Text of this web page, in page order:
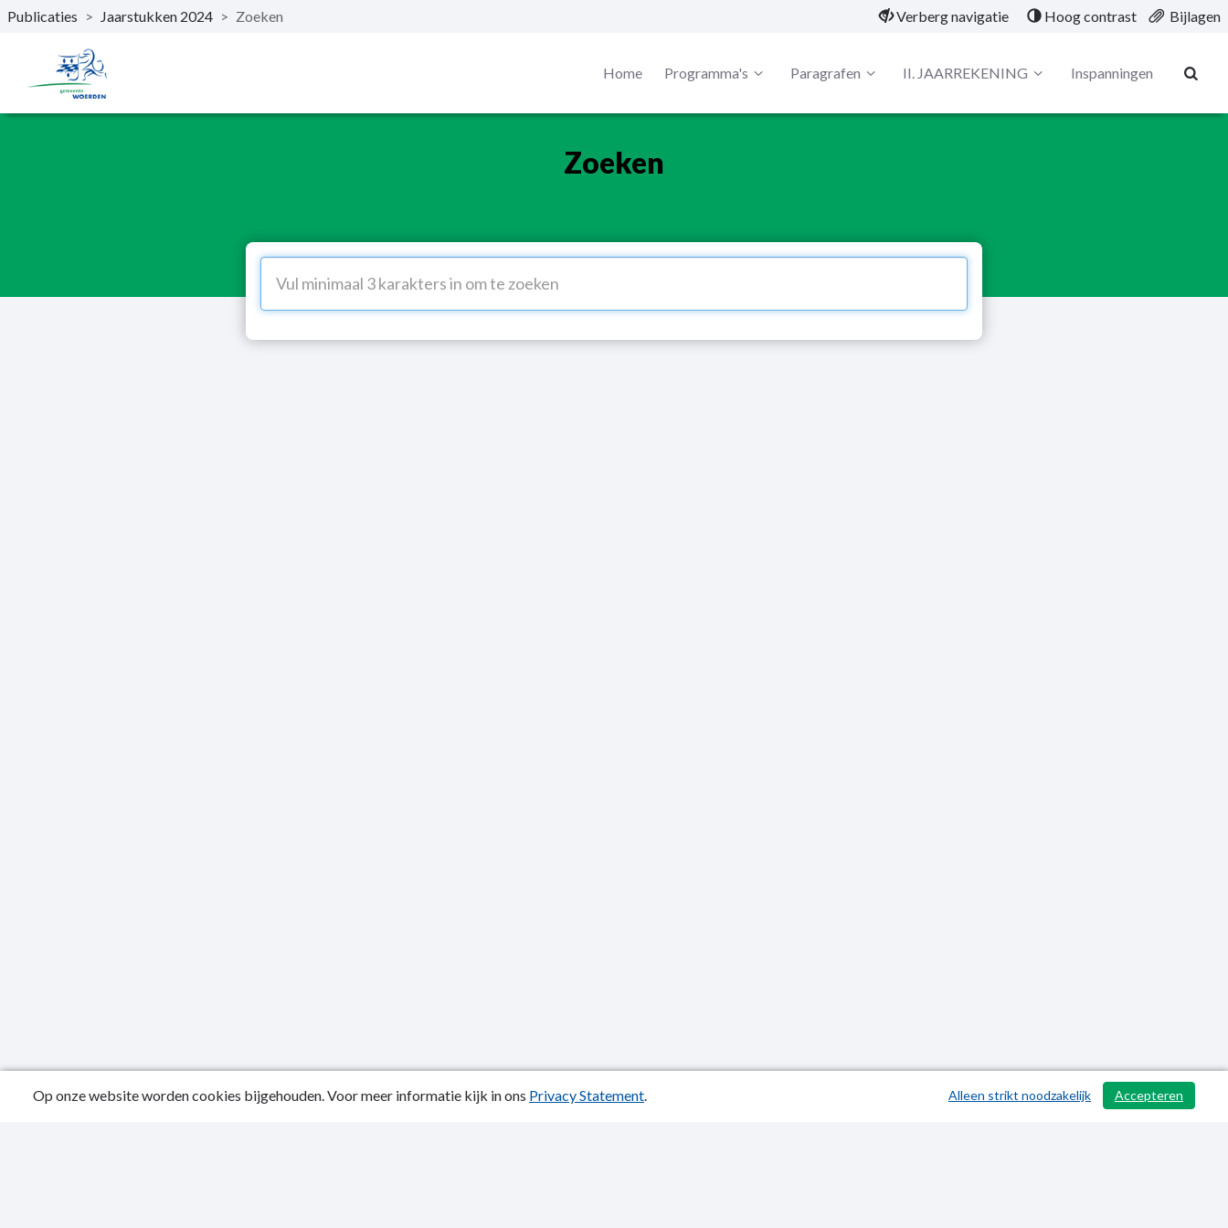
Naar hoofdinhoud
Publicaties > Jaarstukken 2024 > Zoeken Verberg navigatie Hoog contrast Bijlagen
Home Programma's Paragrafen II. JAARREKENING Inspanningen
Zoeken
Publicatiedatum: 02-06-2025
Op onze website worden cookies bijgehouden. Voor meer informatie kijk in ons Privacy Statement. Accepteren
Alleen strikt noodzakelijk